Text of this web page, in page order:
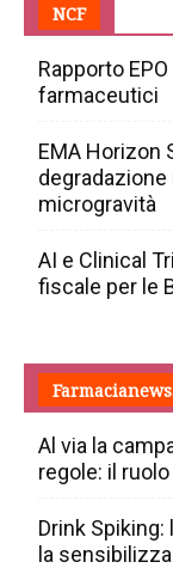
NCF
Rapporto
farmaceutici
EMA Horizon
microgravità
AI e Clinical
fiscale per le
Al via la
regole: il
Drink
la